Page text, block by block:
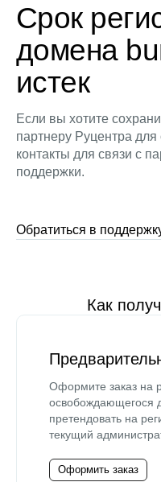
Срок
домена
истек
Если вы хотите
партнеру Руцентра
контакты для связи с
поддержки.
Обратиться в
Как
Оформите заказ на
освобождающегося
претендовать на
текущий
Оформить заказ